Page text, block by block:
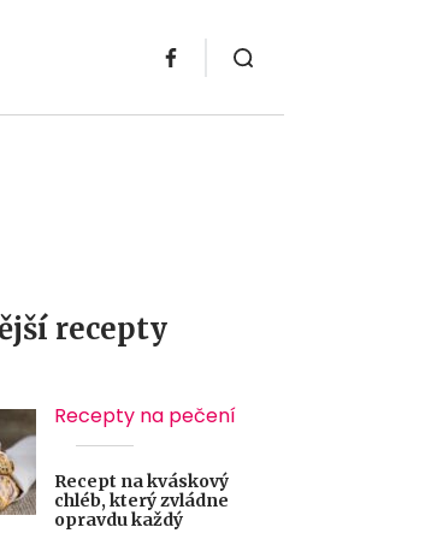
recepty
Recepty na pečení
Recept na kváskový
chléb, který zvládne
opravdu každý